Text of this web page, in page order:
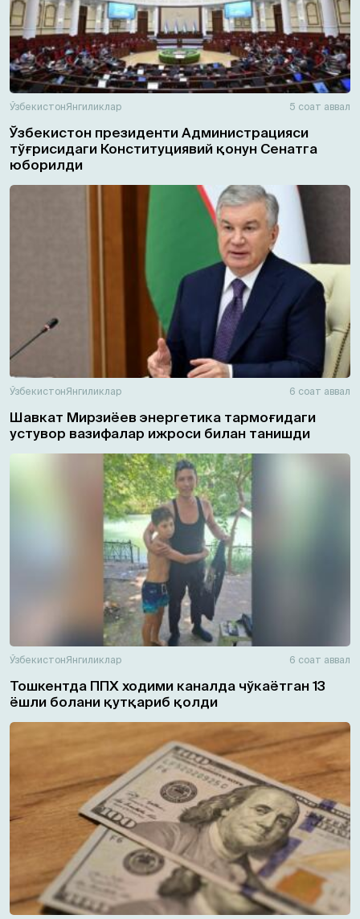
ЎзбекистонЯнгиликлар 5 соат аввал
Ўзбекистон президенти Администрацияси
тўғрисидаги Конституциявий қонун Сенатга
юборилди
ЎзбекистонЯнгиликлар 6 соат аввал
Шавкат Мирзиёев энергетика тармоғидаги
устувор вазифалар ижроси билан танишди
ЎзбекистонЯнгиликлар 6 соат аввал
Тошкентда ППХ ходими каналда чўкаётган 13
ёшли болани қутқариб қолди